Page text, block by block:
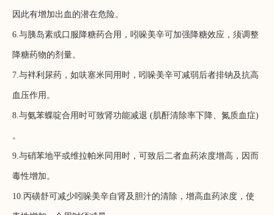
因此有增加出血的潜在危险。
6.与胰岛素或口服降糖药合用，吲哚美辛可加强降糖效应，须调整
降糖药物的剂量。
7.与袢利尿药，如呋塞米同用时，吲哚美辛可减弱后者排钠及抗高
血压作用。
8.与氨苯蝶啶合用时可致肾功能减退 (肌酐清除率下降、氮质血症)
。
9.与硝苯地平或维拉帕米同用时，可致后二者血药浓度增高，因而
毒性增加。
10.丙磺舒可减少吲哚美辛自肾及胆汁的清除，增高血药浓度，使